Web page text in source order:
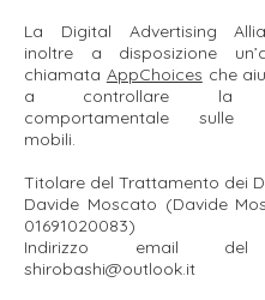
La Digital Advertising
inoltre a disposizione
chiamata AppChoices che
a controllare la
comportamentale sulle
mobili.
Titolare del Trattamento dei
Davide Moscato (Davide
01691020083)
Indirizzo email del
shirobashi@outlook.it